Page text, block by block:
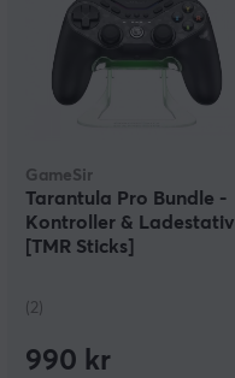
GameSir
Tarantula Pro Bundle -
Kontroller & Ladestativ
[TMR Sticks]
(2)
990 kr